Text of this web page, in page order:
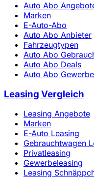
Auto Abo
Marken
E-Auto-Abo
Auto Abo Anbieter
Fahrzeugtypen
Auto Abo
Auto Abo Deals
Auto Abo Gewerbe
Leasing Vergleich
Leasing Angebote
Marken
E-Auto Leasing
Gebrauchtwagen
Privatleasing
Gewerbeleasing
Leasing